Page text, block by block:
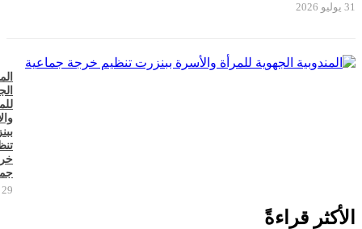
31 يوليو 2026
29 يوليو 2026
الأكثر قراءةً